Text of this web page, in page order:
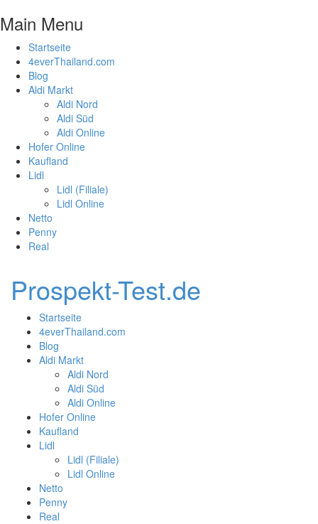
Main Menu
Startseite
4everThailand.com
Blog
Aldi Markt
Aldi Nord
Aldi Süd
Aldi Online
Hofer Online
Kaufland
Lidl
Lidl (Filiale)
Lidl Online
Netto
Penny
Real
Prospekt-Test.de
Startseite
4everThailand.com
Blog
Aldi Markt
Aldi Nord
Aldi Süd
Aldi Online
Hofer Online
Kaufland
Lidl
Lidl (Filiale)
Lidl Online
Netto
Penny
Real